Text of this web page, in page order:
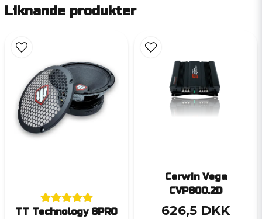
Liknande produkter
TT Technology 8PRO
Cerwin Vega
CVP800.2D
626,5 DKK